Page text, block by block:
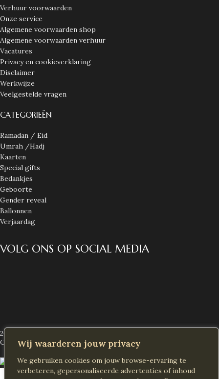
Wij waarderen jouw privacy
We gebruiken cookies om jouw browse-ervaring te
verbeteren, gepersonaliseerde advertenties of inhoud
Klik om te vergroten
Verhuur voorwaarden
Onze service
Algemene voorwaarden shop
Algemene voorwaarden verhuur
Vacatures
Privacy en cookieverklaring
Disclaimer
Werkwijze
Veelgestelde vragen
CATEGORIEËN
Ramadan / Eid
Umrah /Hadj
Kaarten
Special gifts
Bedankjes
Geboorte
Gender reveal
Ballonnen
Verjaardag
VOLG ONS OP SOCIAL MEDIA
2026 Alle rechten voorbehouden
Created by